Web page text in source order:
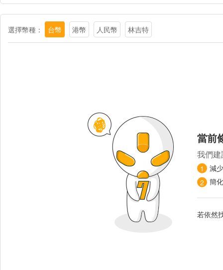
選擇幣種： 台幣 港幣 人民幣 林吉特
當前
我們
1
減
2 簡
若依然